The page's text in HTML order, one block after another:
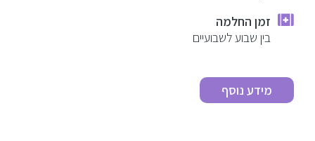
זמן החלמה
בין שבוע לשבועיים
מידע נוסף